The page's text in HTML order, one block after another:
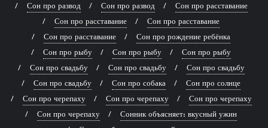
Сон про развод
Сон про развод
Сон про расставание
Сон про расставание
Сон про расставание
Сон про расставание
Сон про рождение ребёнка
Сон про рыбу
Сон про рыбу
Сон про рыбу
Сон про свадьбу
Сон про свадьбу
Сон про свадьбу
Сон про свадьбу
Сон про собака
Сон про солнце
Сон про черепаху
Сон про черепаху
Сон про черепаху
Сон про черепаху
Сонник объясняет: вкусный ужин